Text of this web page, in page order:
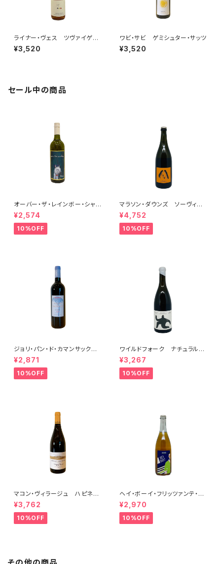
ライナー・ヴェス ツヴァイゲル
ト ザンクト・ラウレント ロゼ 2
021
¥3,520
ワビ・サビ ゲミシュター・サッツ
¥3,520
セール中の商品
オーバー・ザ・レインボー・シャル
ドネ(午) 2025
¥2,574
10%OFF
マラソン・ダウンズ ソーヴィニ
ヨン・ブラン ペティアンナチュ
ール 2022
¥4,752
10%OFF
ジョリ・パン・ド・カマンサック 2
018
¥2,871
10%OFF
ワイルドフォーク ナチュラル
シャルドネ 2023
¥3,267
10%OFF
マコン・ヴィラージュ ハピネ
ス 2023 ブレノ・ベランジェ
¥3,762
10%OFF
ヘイ・ボーイ・フリッツァンテ・ビ
アンコ 2022 オールド・ボー
イ
¥2,970
10%OFF